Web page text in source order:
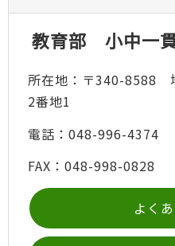
教育部 小中一
所在地：〒340-8588
2番地1
電話：048-996-4374
FAX：048-998-0828
よく